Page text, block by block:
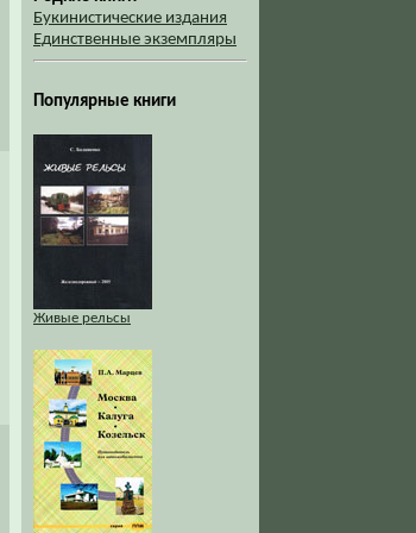
Букинистические издания
Единственные экземпляры
Популярные книги
Живые рельсы